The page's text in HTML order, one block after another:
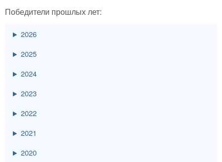
Победители прошлых лет:
2026
2025
2024
2023
2022
2021
2020